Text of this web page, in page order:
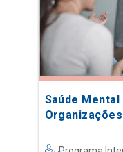
Saúde